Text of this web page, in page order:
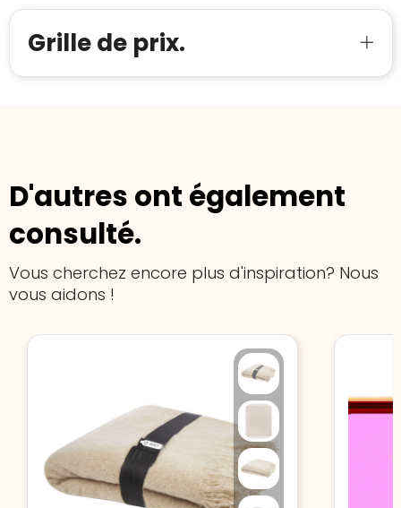
Grille de prix.
D'autres ont également
consulté.
Vous cherchez encore plus d'inspiration? Nous
vous aidons !